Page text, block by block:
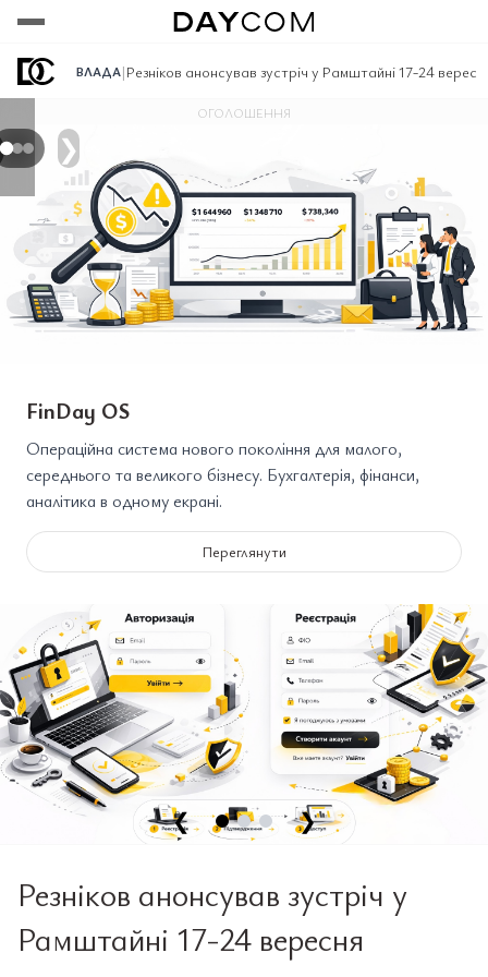
ВЛАДА|Резніков анонсував зустріч у Рамштайні 17-24
Переглянути
Переглянути
Переглянути
❯
ОГОЛОШЕННЯ
FinDay OS
Операційна система нового покоління для малого,
середнього та великого бізнесу. Бухгалтерія, фінанси,
аналітика в одному екрані.
Переглянути
❮ ❯
Резніков анонсував зустріч у
Рамштайні 17-24 вересня